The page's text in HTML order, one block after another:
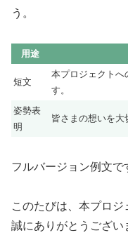
う。
用途
短文
本プロジェクトへ
す。
姿勢表
明
皆さまの想いを大
フルバージョン例文で
このたびは、本プロジ
誠にありがとうござい